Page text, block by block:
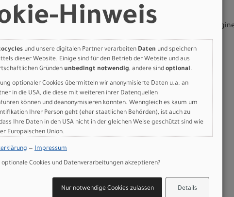
spokes
700x32, GRIPTON T2/T5
21mm internal width carbon rim, 48.5mm depth, Win Tunnel
Pull Spokes
125mm drop, 75mm reach
Hollow Ti Rails
Hinweis
und unsere digitalen Partner verarbeiten Daten und speichern
dieser Website. Einige sind für den Betrieb der Website und aus
Gründen unbedingt notwendig, andere sind optional.
optionaler Cookies übermitteln wir anonymisierte Daten u.a. an
in die USA, die diese mit weiteren ihrer Datenquellen
können und deanonymisieren könnten. Wenngleich es kaum um
Ihrer Person geht (eher staatlichen Behörden), ist auch zu
Ihre Daten in den USA nicht in der gleichen Weise geschützt sind wie
Europäischen Union.
— Impressum
Cookies und Datenverarbeitungen akzeptieren?
Details
Nur notwendige Cookies zulassen